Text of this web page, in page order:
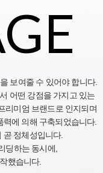
보여줄 수 있어야 합니다.
어떤 강점을 가지고 있는
리미엄 브랜드로 인지되며
력에 의해 구축되었습니다.
곧 정체성입니다.
딩하는 동시에,
했습니다.